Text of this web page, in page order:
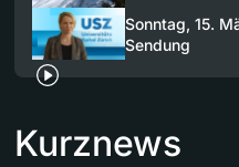
Sonntag, 15.
Sendung
Kurznews